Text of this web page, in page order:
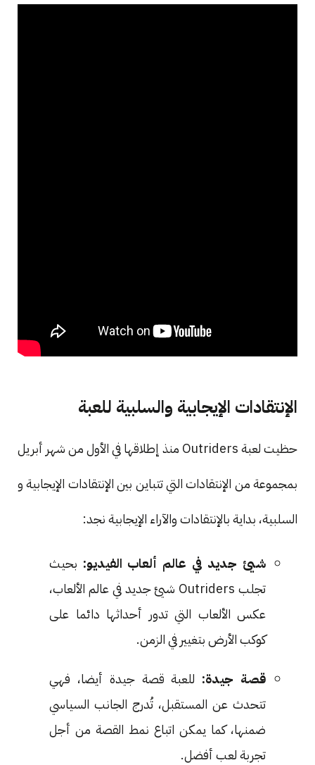
الإنتقادات الإيجابية والسلبية للعبة
حظيت لعبة Outriders منذ إطلاقها في الأول من شهر أبريل
بمجموعة من الإنتقادات التي تتباين بين الإنتقادات الإيجابية و
السلبية، بداية بالإنتقادات والآراء الإيجابية نجد:
شيئ جديد في عالم ألعاب الفيديو: بحيث
تجلب Outriders شيئ جديد في عالم الألعاب،
عكس الألعاب التي تدور أحداثها دائما على
كوكب الأرض بتغيير في الزمن.
قصة جيدة: للعبة قصة جيدة أيضا، فهي
تتحدث عن المستقبل، تُدرج الجانب السياسي
ضمنها، كما يمكن اتباع نمط القصة من أجل
تجربة لعب أفضل.